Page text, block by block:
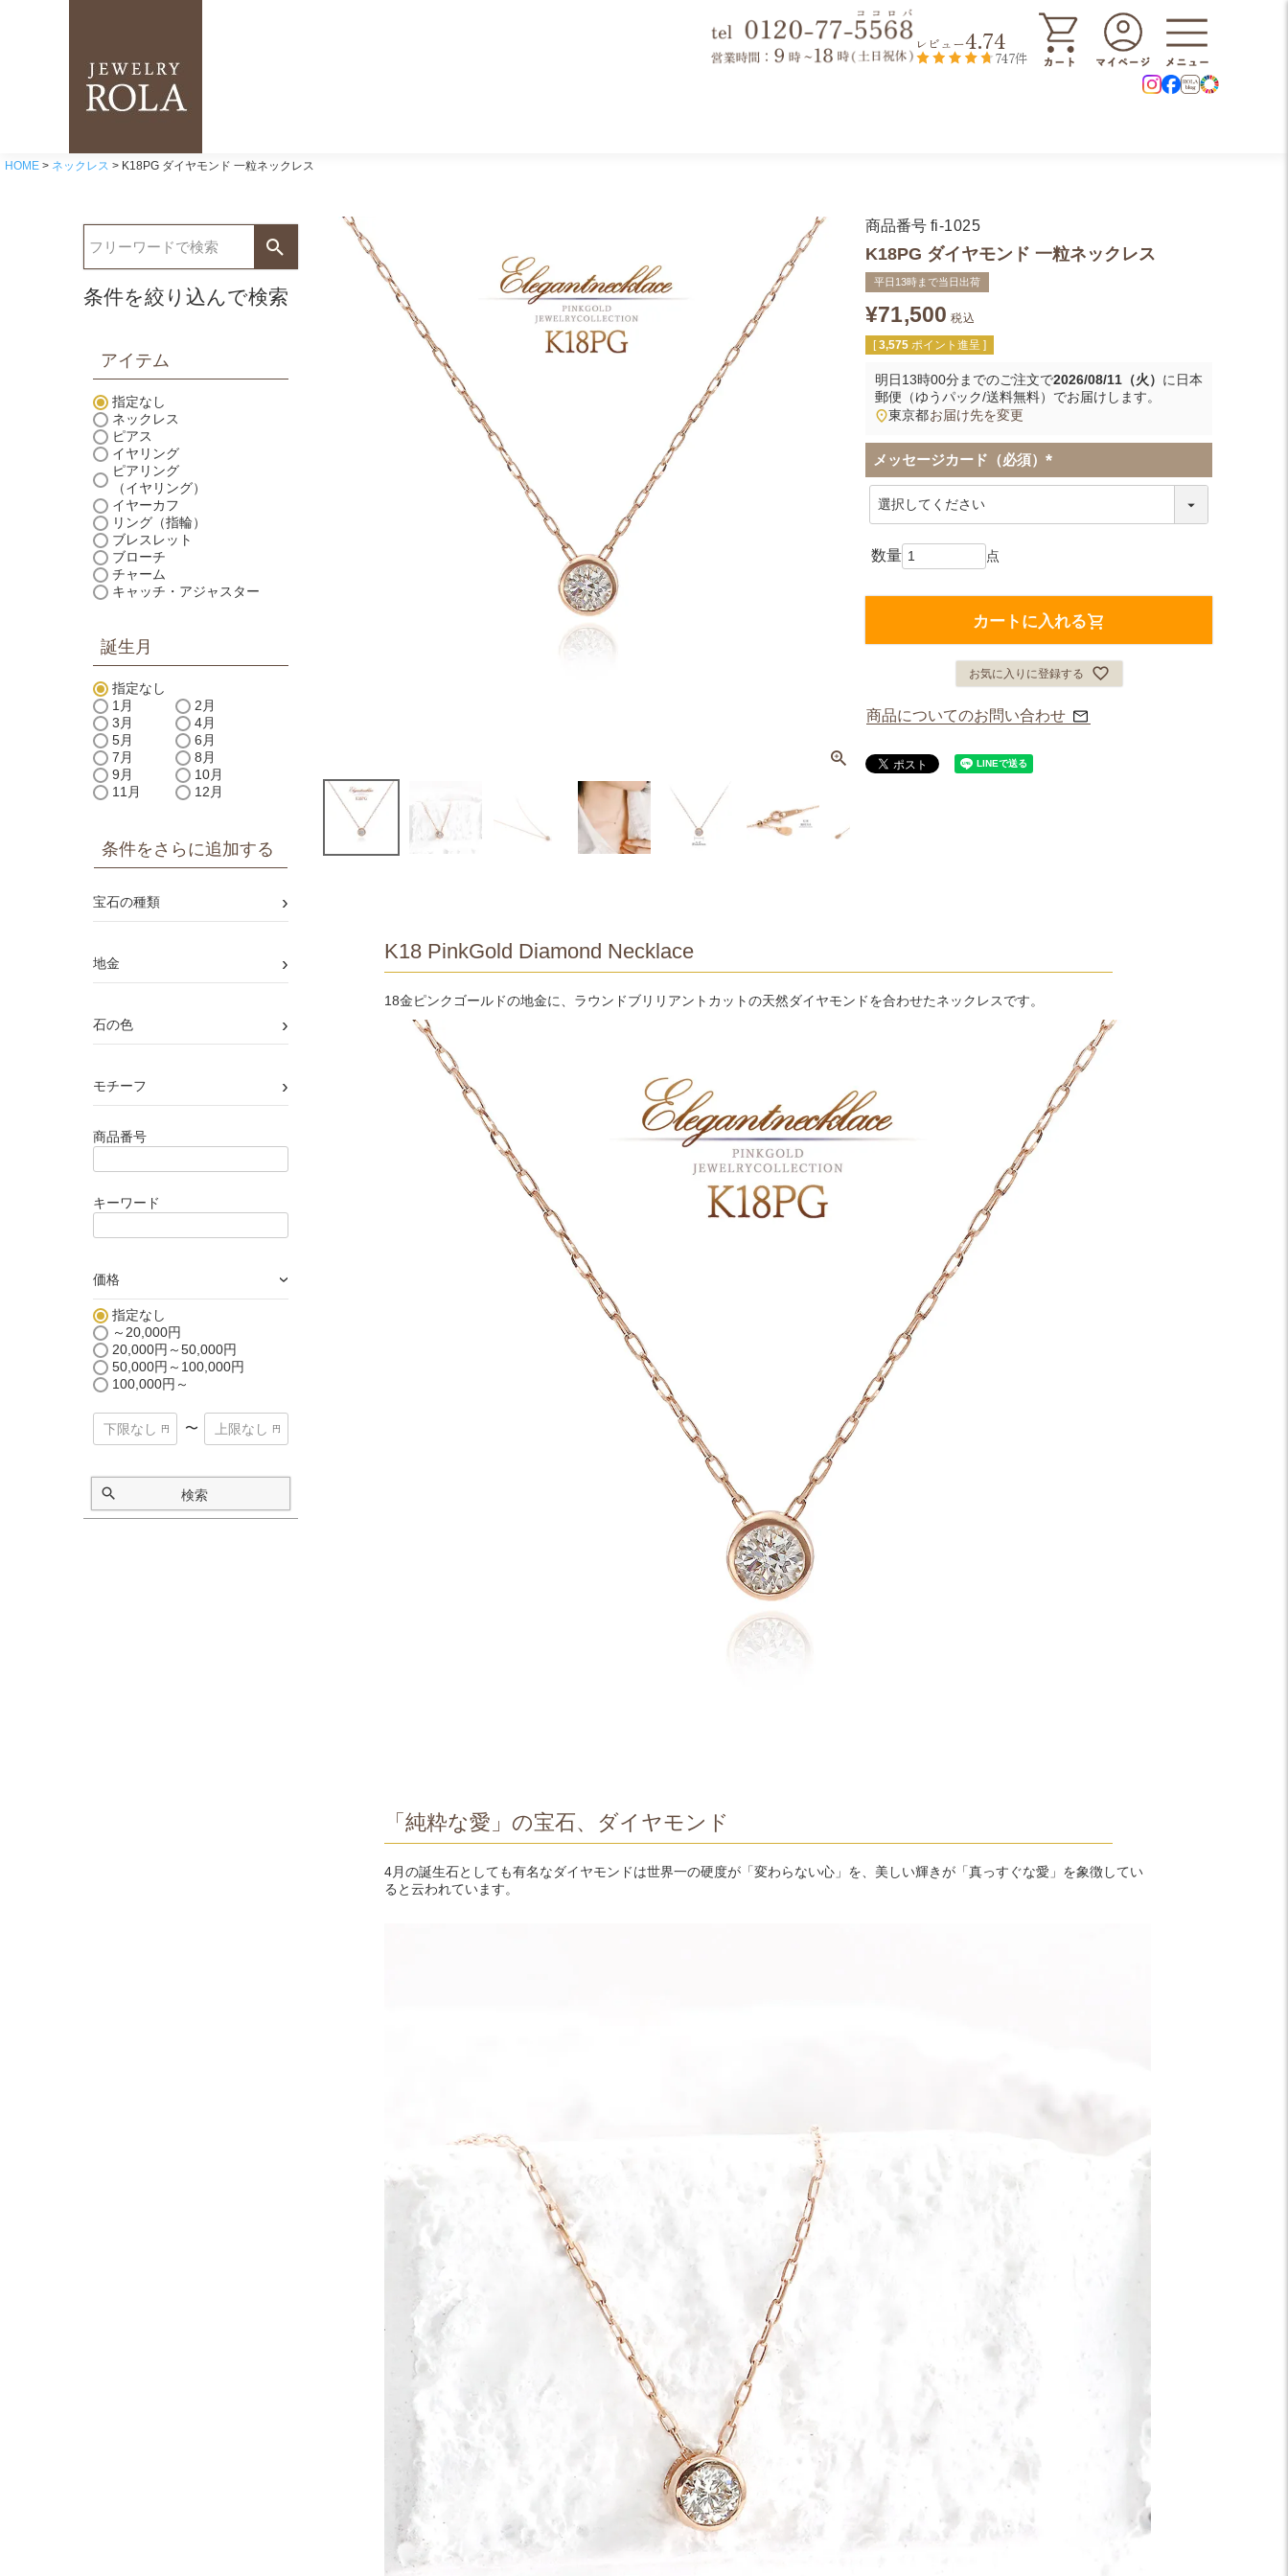
レビュー4.74
747件
HOME ネックレス K18PG ダイヤモンド 一粒ネックレス
条件を絞り込んで検索
アイテム
指定なし
ネックレス
ピアス
イヤリング
ピアリング
（イヤリング）
イヤーカフ
リング（指輪）
ブレスレット
ブローチ
チャーム
キャッチ・アジャスター
誕生月
指定なし
1月
2月
3月
4月
5月
6月
7月
8月
9月
10月
11月
12月
条件をさらに追加する
宝石の種類 ›
地金 ›
石の色 ›
モチーフ ›
商品番号
キーワード
価格 ›
指定なし
～20,000円
20,000円～50,000円
50,000円～100,000円
100,000円～
〜
検索
商品番号 fi-1025
K18PG ダイヤモンド 一粒ネックレス
平日13時まで当日出荷
¥71,500 税込
[ 3,575 ポイント進呈 ]
明日13時00分までのご注文で2026/08/11（火） に 日本
郵便（ゆうパック/送料無料） でお届けします。
東京都お届け先を変更
メッセージカード（必須）
(
カートに入れる
お気に入りに登録する
商品についてのお問い合わせ
K18 PinkGold Diamond Necklace
18金ピンクゴールドの地金に、ラウンドブリリアントカットの天然ダイヤモンドを合わせたネックレスです。
「純粋な愛」の宝石、ダイヤモンド
4月の誕生石としても有名なダイヤモンドは世界一の硬度が「変わらない心」を、美しい輝きが「真っすぐな愛」を象徴してい
ると云われています。